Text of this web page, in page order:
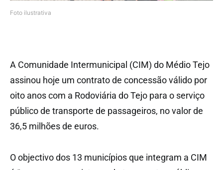
Foto ilustrativa
A Comunidade Intermunicipal (CIM) do Médio Tejo
assinou hoje um contrato de concessão válido por
oito anos com a Rodoviária do Tejo para o serviço
público de transporte de passageiros, no valor de
36,5 milhões de euros.
O objectivo dos 13 municípios que integram a CIM